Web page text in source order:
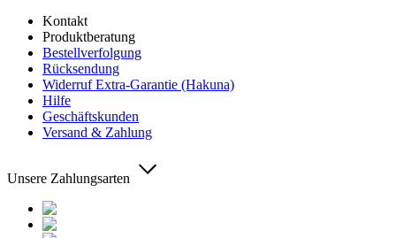
Kontakt
Produktberatung
Bestellverfolgung
Rücksendung
Widerruf Extra-Garantie (Hakuna)
Hilfe
Geschäftskunden
Versand & Zahlung
Unsere Zahlungsarten